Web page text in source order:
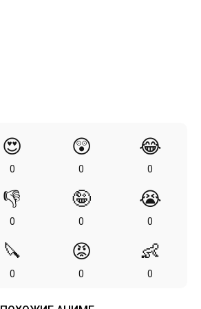
😍
0
😲
0
😂
0
👎
0
🤪
0
😭
0
🔪
0
😡
0
👶
0